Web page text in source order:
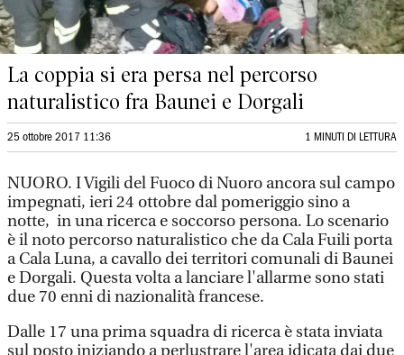
La coppia si era persa nel percorso
naturalistico fra Baunei e Dorgali
25 ottobre 2017 11:36 1 MINUTI DI LETTURA
NUORO. I Vigili del Fuoco di Nuoro ancora sul campo
impegnati, ieri 24 ottobre dal pomeriggio sino a
notte, in una ricerca e soccorso persona. Lo scenario
è il noto percorso naturalistico che da Cala Fuili porta
a Cala Luna, a cavallo dei territori comunali di Baunei
e Dorgali. Questa volta a lanciare l'allarme sono stati
due 70 enni di nazionalità francese.
Dalle 17 una prima squadra di ricerca è stata inviata
sul posto iniziando a perlustrare l'area idicata dai due